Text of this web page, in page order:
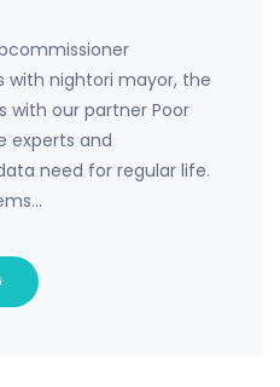
with nightori mayor, the
with our partner Poor
experts and
need for regular life.